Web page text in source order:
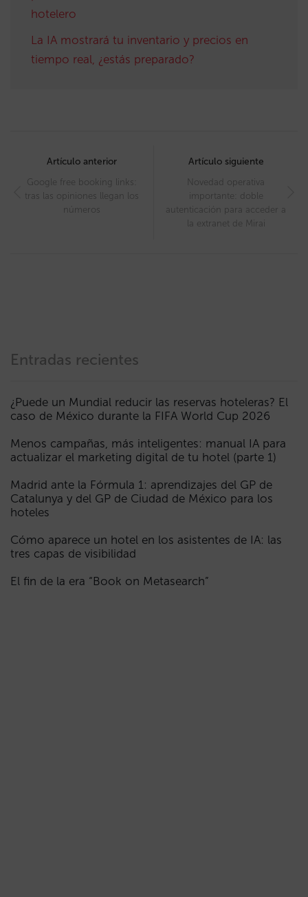
hotelero
La IA mostrará tu inventario y precios en
tiempo real, ¿estás preparado?
navigation
Artículo anterior
Google free booking links:
tras las opiniones llegan los
números
Artículo siguiente
Novedad operativa
importante: doble
autenticación para acceder a
la extranet de Mirai
Entradas recientes
¿Puede un Mundial reducir las reservas hoteleras? El
caso de México durante la FIFA World Cup 2026
Menos campañas, más inteligentes: manual IA para
actualizar el marketing digital de tu hotel (parte 1)
Madrid ante la Fórmula 1: aprendizajes del GP de
Catalunya y del GP de Ciudad de México para los
hoteles
Cómo aparece un hotel en los asistentes de IA: las
tres capas de visibilidad
El fin de la era “Book on Metasearch”